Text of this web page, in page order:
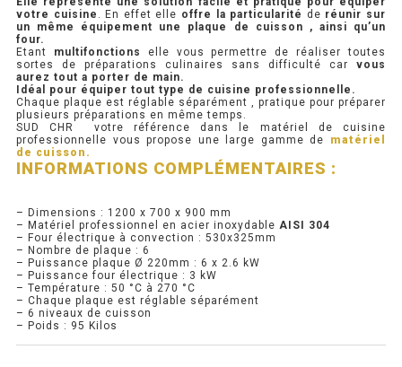
PROFONDEUR 400 VITRÉE
PROFONDEUR 300 INOX
PROFONDEUR 400 INOX
ARMOIRE RÉFRIGÉRÉE
RÉFRIGÉRATEUR
RÉFRIGÉRATEUR VITRÉ
RÉFRI / CONGÉL BOULANGERIE
votre cuisine . En effet elle offre la particularité de réunir sur
un même équipement une plaque de cuisson , ainsi qu’un
four.
Etant multifonctions
elle vous permettre de réaliser toutes
sortes de préparations culinaires sans difficulté car vous
aurez tout a porter de main.
Idéal pour équiper tout type de cuisine professionnelle.
Chaque plaque est réglable séparément , pratique pour préparer
plusieurs préparations en même temps.
SUD CHR votre référence dans le matériel de cuisine
professionnelle vous propose une large gamme de matériel
de cuisson.
INFORMATIONS COMPLÉMENTAIRES :
– Dimensions : 1200 x 700 x 900 mm
– Matériel professionnel en acier inoxydable AISI 304
– Four électrique à convection : 530x325mm
– Nombre de plaque : 6
– Puissance plaque Ø 220mm : 6 x 2.6 kW
– Puissance four électrique : 3 kW
– Température : 50 °C à 270 °C
– Chaque plaque est réglable séparément
– 6 niveaux de cuisson
– Poids : 95 Kilos